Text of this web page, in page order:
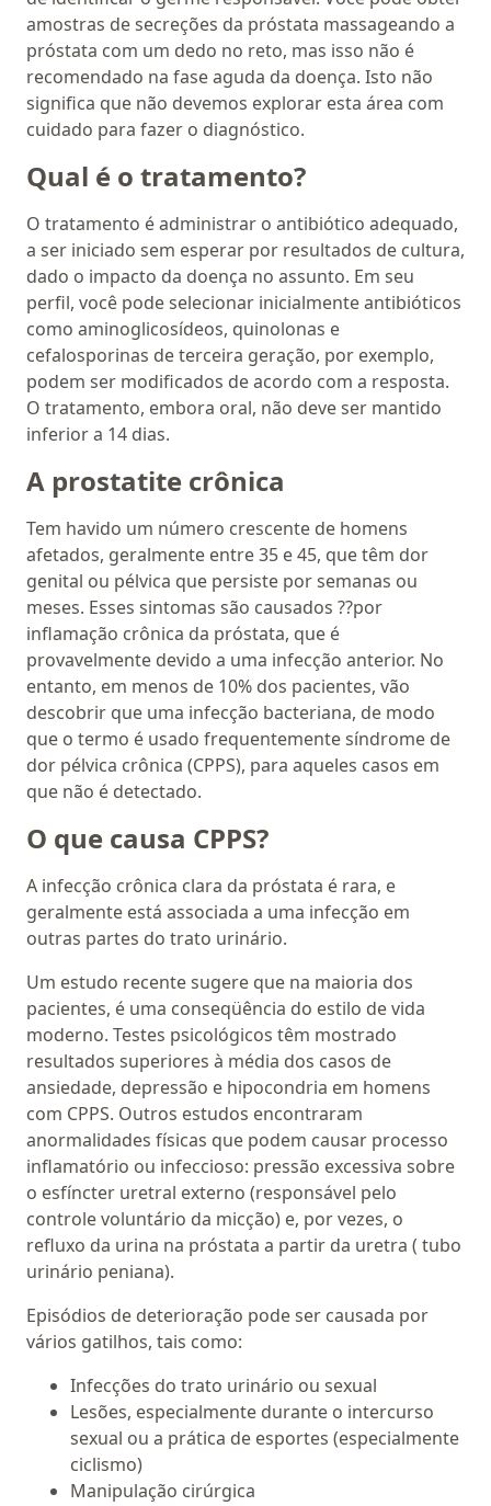
amostras de secreções da próstata massageando a
próstata com um dedo no reto, mas isso não é
recomendado na fase aguda da doença. Isto não
significa que não devemos explorar esta área com
cuidado para fazer o diagnóstico.
Qual é o tratamento?
O tratamento é administrar o antibiótico adequado,
a ser iniciado sem esperar por resultados de cultura,
dado o impacto da doença no assunto. Em seu
perfil, você pode selecionar inicialmente antibióticos
como aminoglicosídeos, quinolonas e
cefalosporinas de terceira geração, por exemplo,
podem ser modificados de acordo com a resposta.
O tratamento, embora oral, não deve ser mantido
inferior a 14 dias.
A prostatite crônica
Tem havido um número crescente de homens
afetados, geralmente entre 35 e 45, que têm dor
genital ou pélvica que persiste por semanas ou
meses. Esses sintomas são causados ??por
inflamação crônica da próstata, que é
provavelmente devido a uma infecção anterior. No
entanto, em menos de 10% dos pacientes, vão
descobrir que uma infecção bacteriana, de modo
que o termo é usado frequentemente síndrome de
dor pélvica crônica (CPPS), para aqueles casos em
que não é detectado.
O que causa CPPS?
A infecção crônica clara da próstata é rara, e
geralmente está associada a uma infecção em
outras partes do trato urinário.
Um estudo recente sugere que na maioria dos
pacientes, é uma conseqüência do estilo de vida
moderno. Testes psicológicos têm mostrado
resultados superiores à média dos casos de
ansiedade, depressão e hipocondria em homens
com CPPS. Outros estudos encontraram
anormalidades físicas que podem causar processo
inflamatório ou infeccioso: pressão excessiva sobre
o esfíncter uretral externo (responsável pelo
controle voluntário da micção) e, por vezes, o
refluxo da urina na próstata a partir da uretra ( tubo
urinário peniana).
Episódios de deterioração pode ser causada por
vários gatilhos, tais como:
Infecções do trato urinário ou sexual
Lesões, especialmente durante o intercurso
sexual ou a prática de esportes (especialmente
ciclismo)
Manipulação cirúrgica